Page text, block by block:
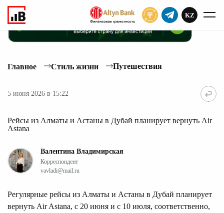
KZ
Главное Стиль жизни Путешествия
5 июня 2026 в 15:22
Рейсы из Алматы и Астаны в Дубай планирует вернуть Air
Astana
Валентина Владимирская
Корреспондент
vavladi@mail.ru
Регулярные рейсы из Алматы и Астаны в Дубай планирует
вернуть Air Astana, с 20 июня и с 10 июля, соответственно,